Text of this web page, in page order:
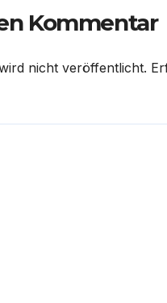
Kommentar
nicht veröffentlicht.